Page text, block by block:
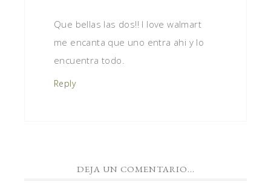
Que bellas las dos!! I love walmart
me encanta que uno entra ahi y lo
encuentra todo.
Reply
DEJA UN COMENTARIO...